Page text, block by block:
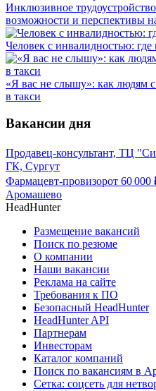
Инклюзивное
возможности и перспективы
Человек с инвалидностью: где
«Я вас не слышу»: как людям
в такси
Вакансии дня
Продавец-консультант, ТЦ
ГК, Сургут
Фармацевт-провизорот 60 000
Аромашево
HeadHunter
Размещение вакансий
Поиск по резюме
О компании
Наши вакансии
Реклама на сайте
Требования к ПО
Безопасный HeadHunter
HeadHunter API
Партнерам
Инвесторам
Каталог компаний
Поиск по вакансиям в
Сетка: соцсеть для